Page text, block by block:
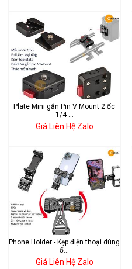
Plate Mini gắn Pin V Mount 2 ốc
1/4 ...
Giá Liên Hệ Zalo
Phone Holder - Kẹp điện thoại dùng
ố...
Giá Liên Hệ Zalo